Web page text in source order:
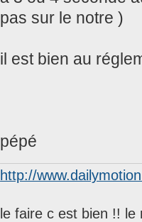
pas sur le notre )
il est bien au
pépé
http://
le faire c est bien !! le